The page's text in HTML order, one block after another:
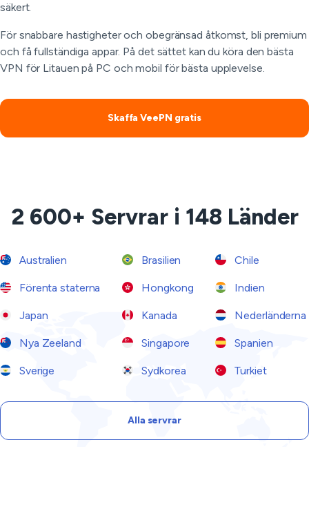
säkert.
För snabbare hastigheter och obegränsad åtkomst, bli premium
och få fullständiga appar. På det sättet kan du köra den bästa
VPN för Litauen på PC och mobil för bästa upplevelse.
Skaffa VeePN gratis
2 600+ Servrar i 148 Länder
Australien Brasilien Chile
Förenta staterna Hongkong Indien
Japan Kanada Nederländerna
Nya Zeeland Singapore Spanien
Sverige Sydkorea Turkiet
Alla servrar